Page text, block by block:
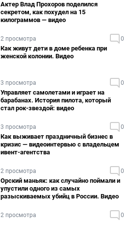
Актер Влад Прохоров поделился
секретом, как похудел на 15
килограммов — видео
2 просмотра 0
Как живут дети в доме ребенка при
женской колонии. Видео
3 просмотра 0
Управляет самолетами и играет на
барабанах. История пилота, который
стал рок-звездой: видео
3 просмотра 0
Как выживает праздничный бизнес в
кризис — видеоинтервью с владельцем
ивент-агентства
2 просмотра 0
Орский маньяк: как случайно поймали и
упустили одного из самых
разыскиваемых убийц в России. Видео
2 просмотра 0